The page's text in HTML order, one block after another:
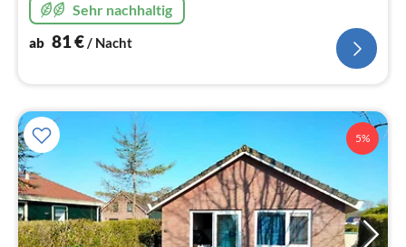
Sehr nachhaltig
ab 81€/ Nacht
5%